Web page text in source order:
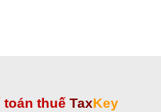
toán thuế TaxKey